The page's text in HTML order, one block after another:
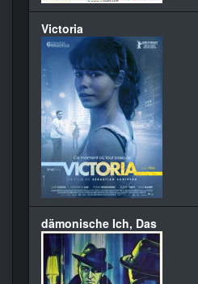
Victoria
dämonische Ich, Das